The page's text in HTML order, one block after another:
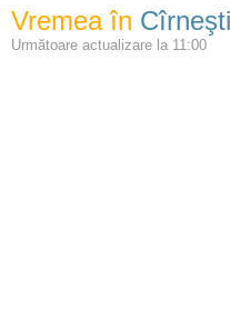
Vremea în
Următoare actualizare la 11:00